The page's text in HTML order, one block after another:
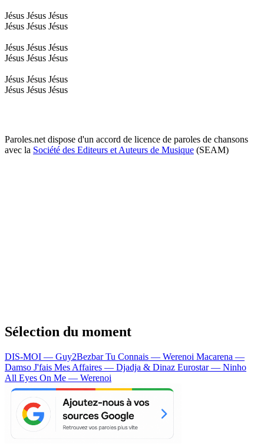
Jésus Jésus Jésus
Jésus Jésus Jésus
Jésus Jésus Jésus
Jésus Jésus Jésus
Jésus Jésus Jésus
Jésus Jésus Jésus
Paroles.net dispose d'un accord de licence de paroles de chansons
avec la Société des Editeurs et Auteurs de Musique (SEAM)
Sélection du moment
DIS-MOI — Guy2BezbarTu Connais — Werenoi Macarena —
Damso J'fais Mes Affaires — Djadja & Dinaz Eurostar — Ninho
All Eyes On Me — Werenoi